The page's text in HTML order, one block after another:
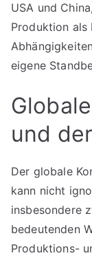
USA und
Produktion als
eigene
und
Der globale
kann nicht
insbesondere
bedeutenden
Produktions-